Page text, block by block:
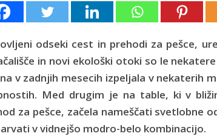
odseki cest in prehodi za pešce,
in novi ekološki otoki so le
v zadnjih mesecih izpeljala v nekaterih
Med drugim je na table, ki v
za pešce, začela nameščati svetlobne
v vidnejšo modro-belo kombinacijo.